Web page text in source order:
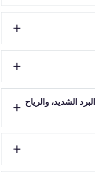
الشديد، والرياح